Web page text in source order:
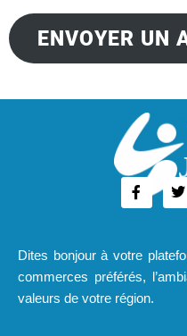
ENVOYER UN
Dites bonjour à votre
commerces préférés,
valeurs de votre région.